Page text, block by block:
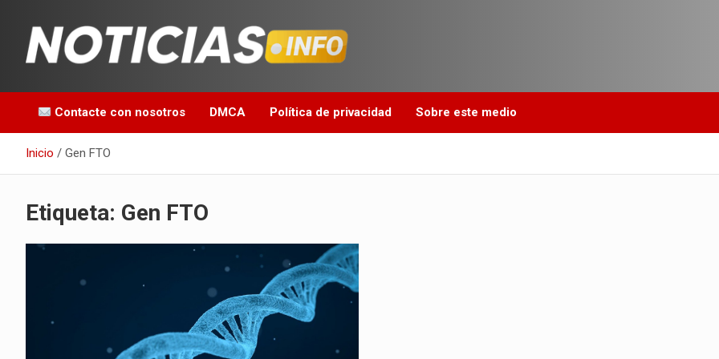
contenido
Noticias en español
Contacte con nosotros DMCA Política de privacidad Sobre este medio
Inicio Gen FTO
Etiqueta: Gen FTO